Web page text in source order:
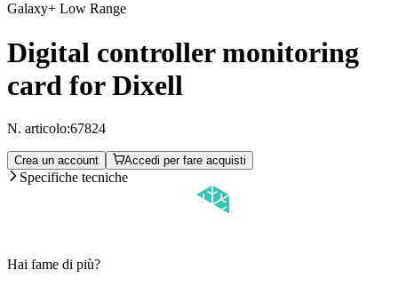
Galaxy+ Low Range
Digital controller monitoring
card for Dixell
N. articolo:67824
Crea un account Accedi per fare acquisti
Specifiche tecniche
Hai fame di più?